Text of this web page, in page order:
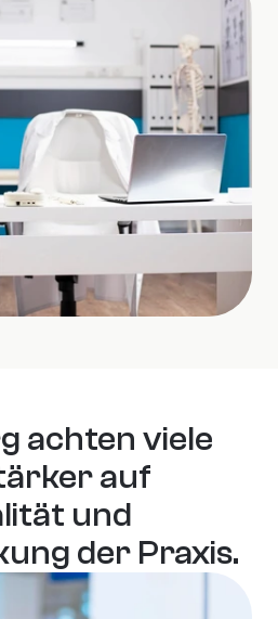
achten viele
auf
und
der Praxis.